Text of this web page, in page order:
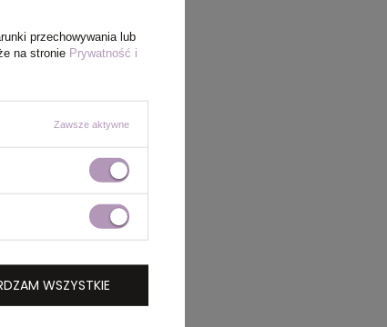
przechowywania lub
na stronie Prywatność i
Zawsze aktywne
WSZYSTKIE